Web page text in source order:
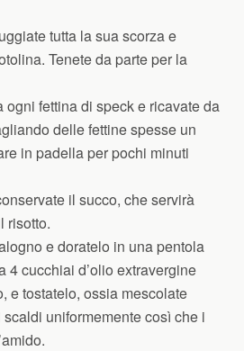
tutta la sua scorza e
Tenete da parte per la
ogni fettina di speck e ricavate da
delle fettine spesse un
in padella per pochi minuti
il succo, che servirà
risotto.
e doratelo in una pentola
4 cucchiai d’olio extravergine
e tostatelo, ossia mescolate
uniformemente così che i